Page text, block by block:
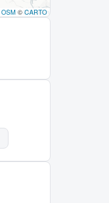
OSM © CARTO